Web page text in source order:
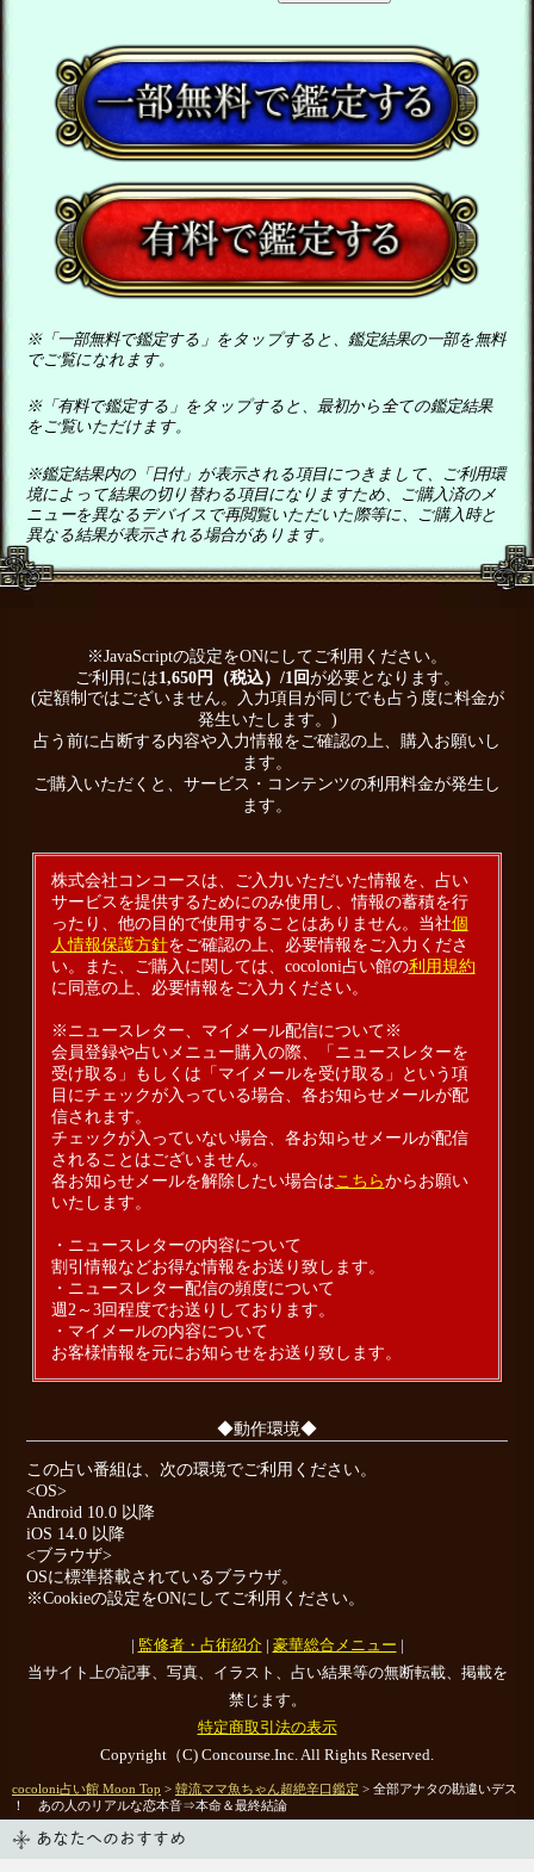
※「一部無料で鑑定する」をタップすると、鑑定結果の一部を無料
でご覧になれます。
※「有料で鑑定する」をタップすると、最初から全ての鑑定結果
をご覧いただけます。
※鑑定結果内の「日付」が表示される項目につきまして、ご利用環
境によって結果の切り替わる項目になりますため、ご購入済のメ
ニューを異なるデバイスで再閲覧いただいた際等に、ご購入時と
異なる結果が表示される場合があります。
※JavaScriptの設定をONにしてご利用ください。
ご利用には1,650円（税込）/1回が必要となります。
(定額制ではございません。入力項目が同じでも占う度に料金が
発生いたします。)
占う前に占断する内容や入力情報をご確認の上、購入お願いし
ます。
ご購入いただくと、サービス・コンテンツの利用料金が発生し
ます。
株式会社コンコースは、ご入力いただいた情報を、占い
サービスを提供するためにのみ使用し、情報の蓄積を行
ったり、他の目的で使用することはありません。当社個
人情報保護方針をご確認の上、必要情報をご入力くださ
い。また、ご購入に関しては、cocoloni占い館の利用規約
に同意の上、必要情報をご入力ください。
※ニュースレター、マイメール配信について※
会員登録や占いメニュー購入の際、「ニュースレターを
受け取る」もしくは「マイメールを受け取る」という項
目にチェックが入っている場合、各お知らせメールが配
信されます。
チェックが入っていない場合、各お知らせメールが配信
されることはございません。
各お知らせメールを解除したい場合は こちらからお願い
いたします。
・ニュースレターの内容について
割引情報などお得な情報をお送り致します。
・ニュースレター配信の頻度について
週2～3回程度でお送りしております。
・マイメールの内容について
お客様情報を元にお知らせをお送り致します。
◆動作環境◆
この占い番組は、次の環境でご利用ください。
<OS>
Android 10.0 以降
iOS 14.0 以降
<ブラウザ>
OSに標準搭載されているブラウザ。
※Cookieの設定をONにしてご利用ください。
| 監修者・占術紹介 | 豪華総合メニュー |
当サイト上の記事、写真、イラスト、占い結果等の無断転載、掲載を
禁じます。
特定商取引法の表示
Copyright（C) Concourse.Inc. All Rights Reserved.
cocoloni占い館 Moon Top > 韓流ママ魚ちゃん超絶辛口鑑定 > 全部アナタの勘違いデス
！ あの人のリアルな恋本音⇒本命＆最終結論
あなたへのおすすめ